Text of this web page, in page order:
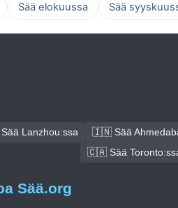
Sää elokuussa Sää
Lanzhou:ssa 🇮🇳 Sää
🇨🇦 Sää
Sää.org